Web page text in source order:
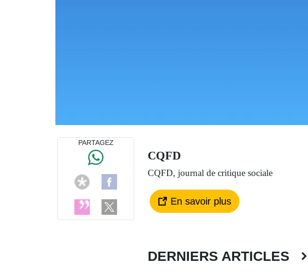
CQFD
CQFD, journal de critique sociale
En savoir plus
DERNIERS ARTICLES
PARTAGEZ